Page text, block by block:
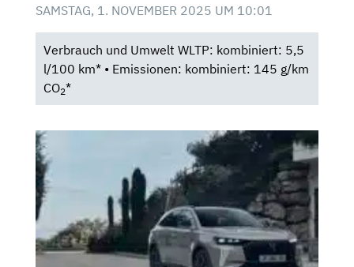
SAMSTAG, 1. NOVEMBER 2025 UM 10:01
Verbrauch und Umwelt WLTP: kombiniert: 5,5
l/100 km* • Emissionen: kombiniert: 145 g/km
CO2*